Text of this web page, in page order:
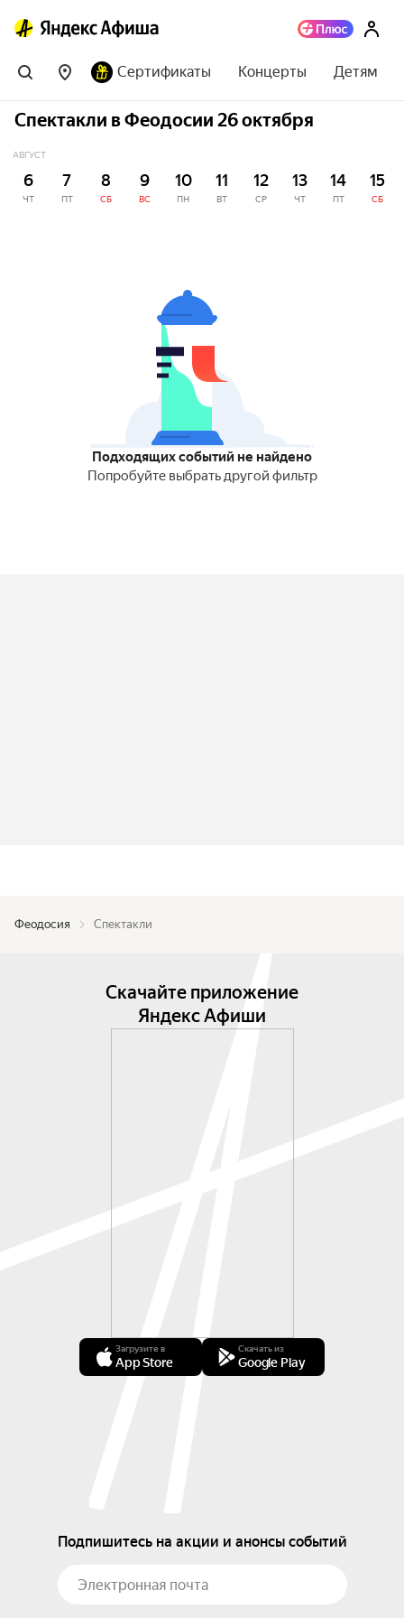
Сертификаты Концерты Детям
Спектакли в Феодосии 26 октября
АВГУСТ
6
ЧТ
7
ПТ
8
СБ
9
ВС
10
ПН
11
ВТ
12
СР
13
ЧТ
14
ПТ
15
СБ
Подходящих событий не найдено
Попробуйте выбрать другой фильтр
Феодосия Спектакли
Скачайте приложение
Яндекс Афиши
Загрузите в
App Store
Скачать из
Google Play
Подпишитесь на акции и анонсы событий